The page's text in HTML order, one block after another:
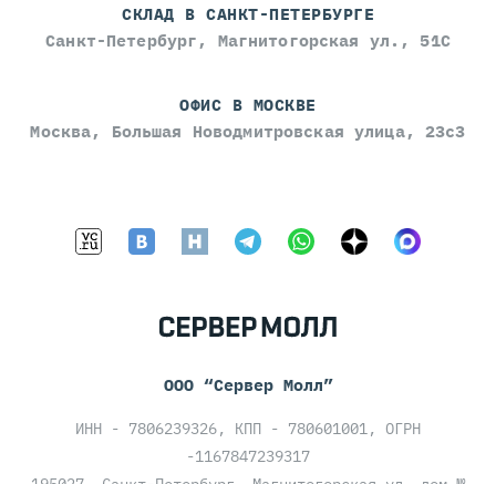
СКЛАД В САНКТ-ПЕТЕРБУРГЕ
Санкт-Петербург, Магнитогорская ул., 51С
ОФИС В МОСКВЕ
Москва, Большая Новодмитровская улица, 23с3
ООО “Сервер Молл”
ИНН - 7806239326, КПП - 780601001, ОГРН
-1167847239317